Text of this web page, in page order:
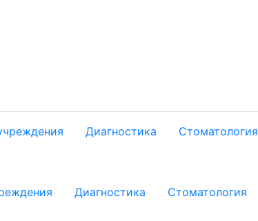
Диагностика Стоматология
Диагностика Стоматология